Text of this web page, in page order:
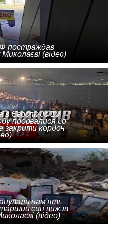
постраждав
(відео)
в Європі: до 10
прорвалися до
закрити кордон
пам'ять
син вижив
(відео)